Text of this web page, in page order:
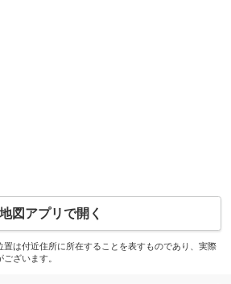
地図アプリで開く
は付近住所に所在することを表すものであり、実際
ざいます。